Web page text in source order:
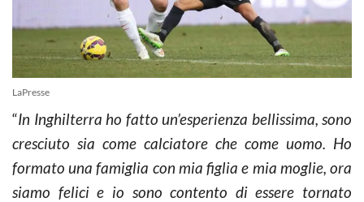
LaPresse
“In Inghilterra ho fatto un’esperienza bellissima, sono
cresciuto sia come calciatore che come uomo. Ho
formato una famiglia con mia figlia e mia moglie, ora
siamo felici e io sono contento di essere tornato